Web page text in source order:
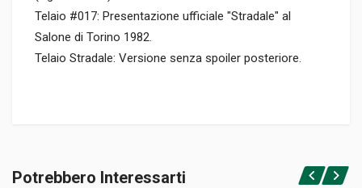
Telaio #017: Presentazione ufficiale "Stradale" al
Salone di Torino 1982.
Telaio Stradale: Versione senza spoiler posteriore.
Rilegato con cofanetto
Accedi o registrati
Potrebbero Interessarti